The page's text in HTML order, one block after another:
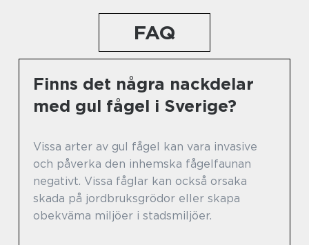
FAQ
Finns det några nackdelar
med gul fågel i Sverige?
Vissa arter av gul fågel kan vara invasive
och påverka den inhemska fågelfaunan
negativt. Vissa fåglar kan också orsaka
skada på jordbruksgrödor eller skapa
obekväma miljöer i stadsmiljöer.